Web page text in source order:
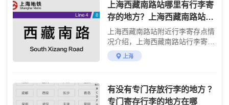
上海西藏南路站哪里有行李寄
存的地方？上海西藏南路站附
近行李寄存怎么收费？
上海西藏南路站附近行李寄存点情
况介绍，上海西藏南路站行李寄存
点收费标准介绍
上海
有没有专门存放行李的地方 ？
专门寄存行李的地方在哪